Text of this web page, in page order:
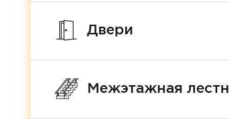
Двери
Межэтажная